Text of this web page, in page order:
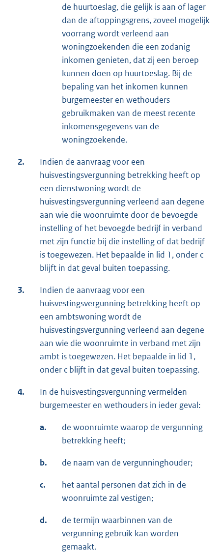
de huurtoeslag, die gelijk is aan of lager
dan de aftoppingsgrens, zoveel mogelijk
voorrang wordt verleend aan
woningzoekenden die een zodanig
inkomen genieten, dat zij een beroep
kunnen doen op huurtoeslag. Bij de
bepaling van het inkomen kunnen
burgemeester en wethouders
gebruikmaken van de meest recente
inkomensgegevens van de
woningzoekende.
2.
Indien de aanvraag voor een
huisvestingsvergunning betrekking heeft op
een dienstwoning wordt de
huisvestingsvergunning verleend aan degene
aan wie die woonruimte door de bevoegde
instelling of het bevoegde bedrijf in verband
met zijn functie bij die instelling of dat bedrijf
is toegewezen. Het bepaalde in lid 1, onder c
blijft in dat geval buiten toepassing.
3.
Indien de aanvraag voor een
huisvestingsvergunning betrekking heeft op
een ambtswoning wordt de
huisvestingsvergunning verleend aan degene
aan wie die woonruimte in verband met zijn
ambt is toegewezen. Het bepaalde in lid 1,
onder c blijft in dat geval buiten toepassing.
4.
In de huisvestingsvergunning vermelden
burgemeester en wethouders in ieder geval:
a.
de woonruimte waarop de vergunning
betrekking heeft;
b. de naam van de vergunninghouder;
c.
het aantal personen dat zich in de
woonruimte zal vestigen;
d.
de termijn waarbinnen van de
vergunning gebruik kan worden
gemaakt.